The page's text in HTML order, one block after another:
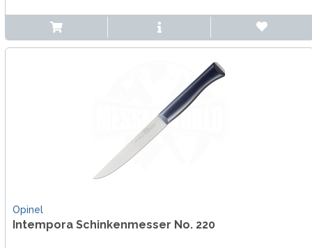
Opinel
Intempora Schinkenmesser No. 220